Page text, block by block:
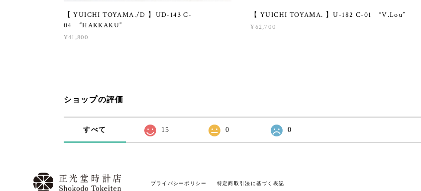
【 YUICHI TOYAMA./D 】UD-143 C-
04 “HAKKAKU”
¥41,800
【 YUICHI TOYAMA. 】U-182 C-01 “V.Lou”
¥62,700
ショップの評価
すべて 15 0 0
プライバシーポリシー 特定商取引法に基づく表記